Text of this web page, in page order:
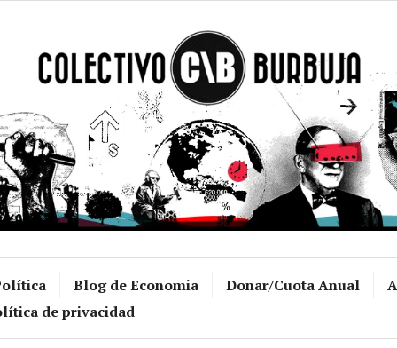
Blog de Economia Donar/Cuota Anual
de privacidad